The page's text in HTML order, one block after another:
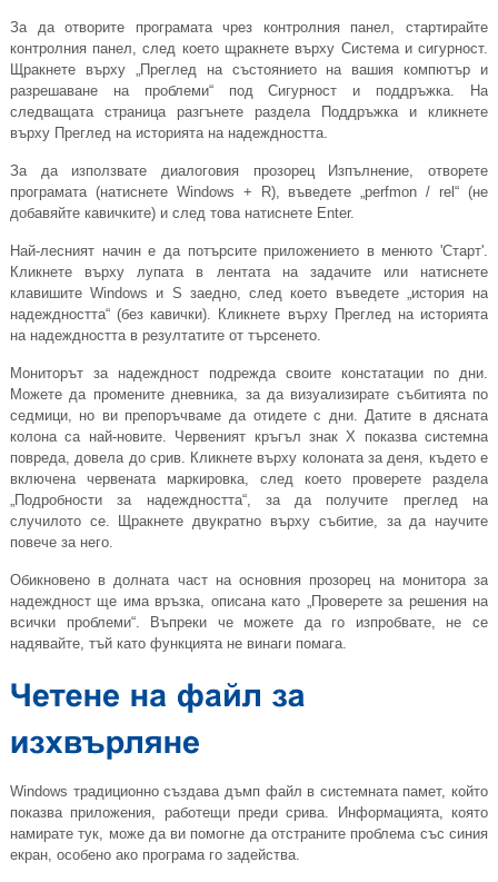
За да отворите програмата чрез контролния панел, стартирайте
контролния панел, след което щракнете върху Система и сигурност.
Щракнете върху „Преглед на състоянието на вашия компютър и
разрешаване на проблеми“ под Сигурност и поддръжка. На
следващата страница разгънете раздела Поддръжка и кликнете
върху Преглед на историята на надеждността.
За да използвате диалоговия прозорец Изпълнение, отворете
програмата (натиснете Windows + R), въведете „perfmon / rel“ (не
добавяйте кавичките) и след това натиснете Enter.
Най-лесният начин е да потърсите приложението в менюто 'Старт'.
Кликнете върху лупата в лентата на задачите или натиснете
клавишите Windows и S заедно, след което въведете „история на
надеждността“ (без кавички). Кликнете върху Преглед на историята
на надеждността в резултатите от търсенето.
Мониторът за надеждност подрежда своите констатации по дни.
Можете да промените дневника, за да визуализирате събитията по
седмици, но ви препоръчваме да отидете с дни. Датите в дясната
колона са най-новите. Червеният кръгъл знак X показва системна
повреда, довела до срив. Кликнете върху колоната за деня, където е
включена червената маркировка, след което проверете раздела
„Подробности за надеждността“, за да получите преглед на
случилото се. Щракнете двукратно върху събитие, за да научите
повече за него.
Обикновено в долната част на основния прозорец на монитора за
надеждност ще има връзка, описана като „Проверете за решения на
всички проблеми“. Въпреки че можете да го изпробвате, не се
надявайте, тъй като функцията не винаги помага.
Windows традиционно създава дъмп файл в системната памет, който
показва приложения, работещи преди срива. Информацията, която
намирате тук, може да ви помогне да отстраните проблема със синия
екран, особено ако програма го задейства.